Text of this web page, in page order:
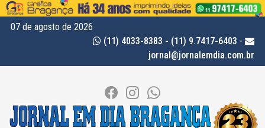
07 de agosto de 2026
(11) 4033-8383 - (11) 9.7417-6403 -
jornal@jornalemdia.com.br